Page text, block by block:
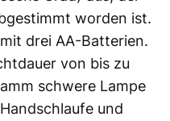
worden ist.
drei AA-Batterien.
von bis zu
schwere Lampe
und